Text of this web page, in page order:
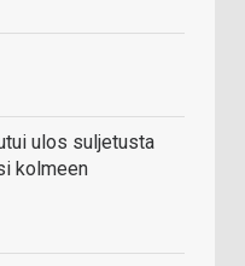
ulos suljetusta
kolmeen